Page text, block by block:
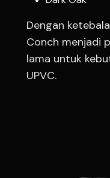
Dengan
Conch menjadi
lama untuk
UPVC.